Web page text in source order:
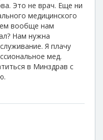
Это не врач. Еще ни
медицинского
вообще нам
Нам нужна
Я плачу
мед.
в Минздрав с